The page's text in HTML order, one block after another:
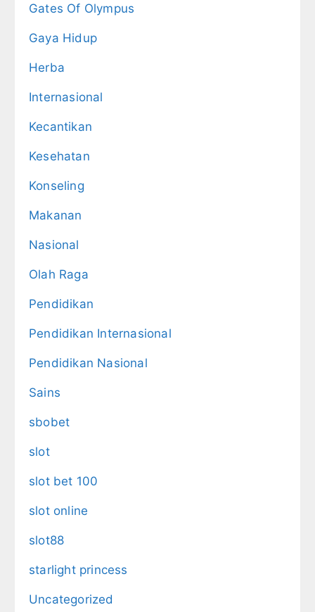
Gates Of Olympus
Gaya Hidup
Herba
Internasional
Kecantikan
Kesehatan
Konseling
Makanan
Nasional
Olah Raga
Pendidikan
Pendidikan Internasional
Pendidikan Nasional
Sains
sbobet
slot
slot bet 100
slot online
slot88
starlight princess
Uncategorized